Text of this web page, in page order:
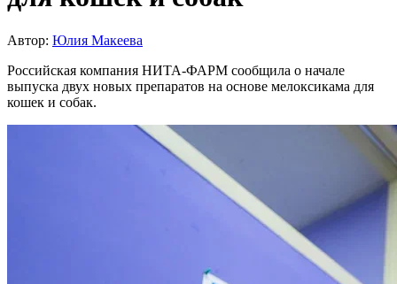
Автор: Юлия Макеева
Российская компания НИТА-ФАРМ сообщила о начале
выпуска двух новых препаратов на основе мелоксикама для
кошек и собак.